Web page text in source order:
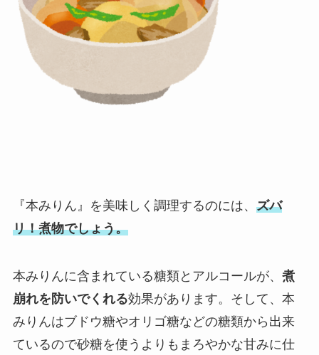
『本みりん』を美味しく調理するのには、 ズバ
リ！煮物でしょう。
本みりんに含まれている糖類とアルコールが、 煮
崩れを防いでくれる効果があります。そして、本
みりんはブドウ糖やオリゴ糖などの糖類から出来
ているので砂糖を使うよりもまろやかな甘みに仕